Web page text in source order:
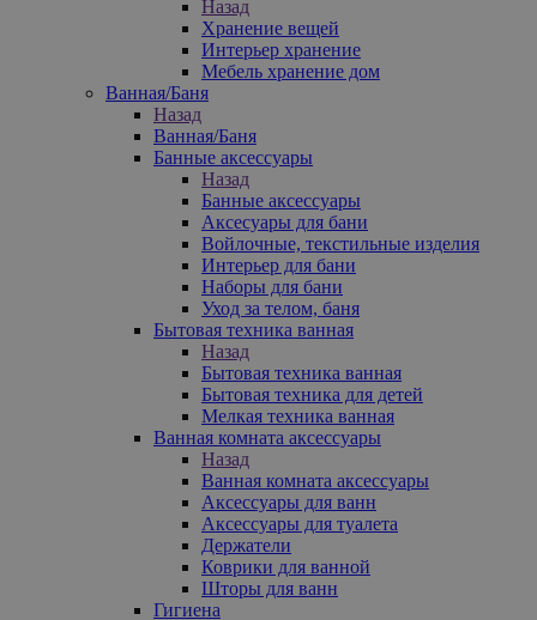
Назад
Хранение вещей
Интерьер хранение
Мебель хранение дом
Ванная/Баня
Назад
Ванная/Баня
Банные аксессуары
Назад
Банные аксессуары
Аксесуары для бани
Войлочные, текстильные изделия
Интерьер для бани
Наборы для бани
Уход за телом, баня
Бытовая техника ванная
Назад
Бытовая техника ванная
Бытовая техника для детей
Мелкая техника ванная
Ванная комната аксессуары
Назад
Ванная комната аксессуары
Аксессуары для ванн
Аксессуары для туалета
Держатели
Коврики для ванной
Шторы для ванн
Гигиена